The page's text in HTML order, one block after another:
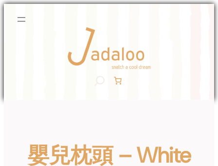
Skip
嬰兒枕頭 – White